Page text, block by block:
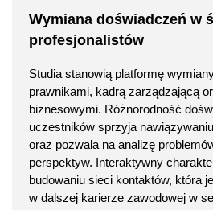
Wymiana doświadczeń w
profesjonalistów
Studia stanowią platformę
prawnikami, kadrą zarządzającą
biznesowymi. Różnorodność
uczestników sprzyja
oraz pozwala na analizę
perspektyw. Interaktywny
budowaniu sieci kontaktów, która
w dalszej karierze zawodowej w